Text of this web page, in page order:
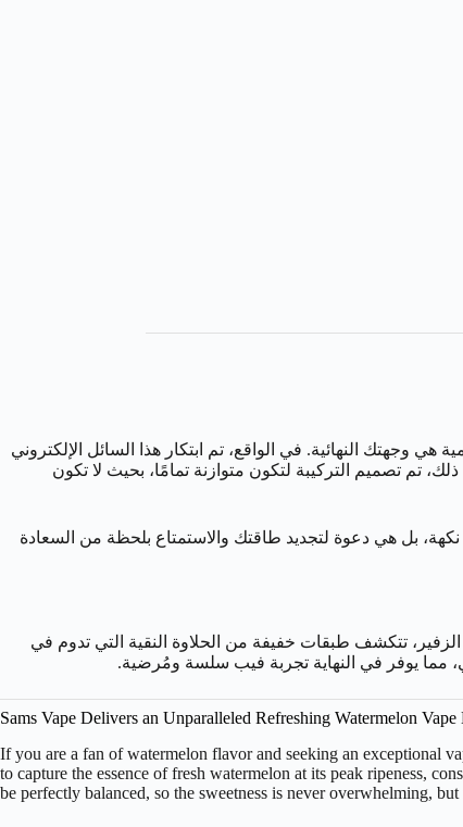
هي وجهتك النهائية. في الواقع، تم ابتكار هذا السائل الإلكتروني
تم تصميم التركيبة لتكون متوازنة تمامًا، بحيث لا تكون
بل هي دعوة لتجديد طاقتك والاستمتاع بلحظة من السعادة
تتكشف طبقات خفيفة من الحلاوة النقية التي تدوم في
مما يوفر في النهاية تجربة فيب سلسة ومُرضية.
Sams Vape Delivers an Unparalleled Refreshing Watermelon Vape
If you are a fan of watermelon flavor and seeking an exceptional
to capture the essence of fresh watermelon at its peak ripeness,
be perfectly balanced, so the sweetness is never overwhelming,